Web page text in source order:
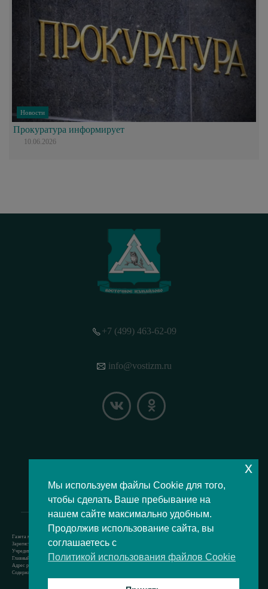
Новости
Прокуратура информирует
10.06.2026
+7 (499) 463-62-09
info@vostizm.ru
Газета муниципального округа Восточное Измайлово.
Зарегистрировано Роскомнадзором свидетельство Эл № ФС77-73364 от 24.07.2018 г.
Учредитель — аппарат Совета депутатов муниципального округа Восточное Измайлово.
Главный редактор — Кочерёжкин Н.А.
Адрес редакции: 105077, г. Москва, Измайловский бульвар, д. 50. т. +74994636209
Содержит материал возрастной категории 12+
Мы используем файлы Cookie для того,
чтобы сделать Ваше пребывание на
нашем сайте максимально удобным.
Продолжив использование сайта, вы
соглашаетесь с
Политикой использования файлов Cookie
x